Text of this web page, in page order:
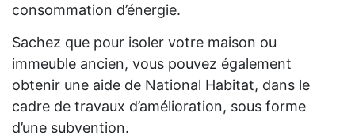
consommation d’énergie.
Sachez que pour isoler votre maison ou
immeuble ancien, vous pouvez également
obtenir une aide de National Habitat, dans le
cadre de travaux d’amélioration, sous forme
d’une subvention.